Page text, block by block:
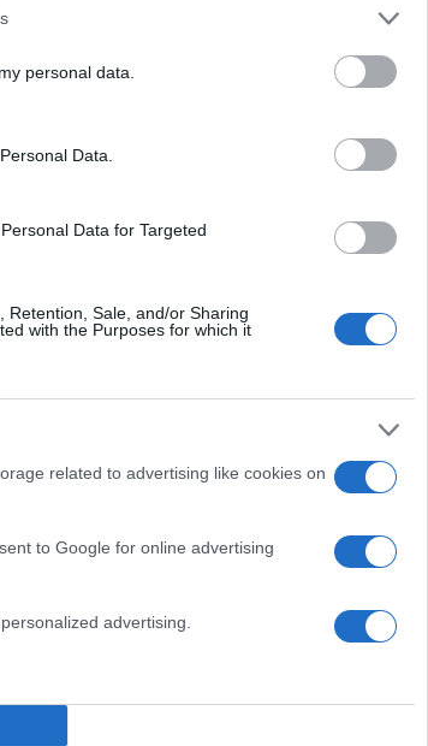
personal data.
Data.
Data for Targeted
Retention, Sale, and/or Sharing
with the Purposes for which it
related to advertising like cookies on
to Google for online advertising
advertising.
που θα ελέγχονται για τη
η φοίτηση των εξαρτώμενων τέκνων
νήπιο έως και το Γυμνάσιο –
απαραιτήτως στα σχετικά πεδία:
τέκνου που φοιτά στην